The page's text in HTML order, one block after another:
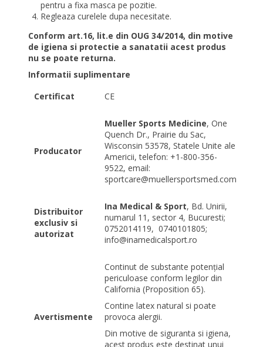
pentru a fixa masca pe pozitie.
Regleaza curelele dupa necesitate.
Conform art.16, lit.e din OUG 34/2014, din motive
de igiena si protectie a sanatatii acest produs
nu se poate returna.
Informatii suplimentare
Certificat
CE
Producator
Mueller Sports Medicine, One
Quench Dr., Prairie du Sac,
Wisconsin 53578, Statele Unite ale
Americii, telefon: +1-800-356-
9522, email:
sportcare@muellersportsmed.com
Distribuitor
exclusiv si
autorizat
Ina Medical & Sport, Bd. Unirii,
numarul 11, sector 4, Bucuresti;
0752014119, 0740101805;
info@inamedicalsport.ro
Avertismente
Continut de substante potențial
periculoase conform legilor din
California (Proposition 65).
Contine latex natural si poate
provoca alergii.
Din motive de siguranta si igiena,
acest produs este destinat unui